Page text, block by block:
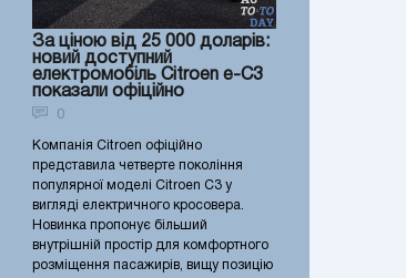
За ціною від 25 000 доларів:
новий доступний
електромобіль Citroen e-C3
показали офіційно
0
Компанія Citroen офіційно
представила четверте покоління
популярної моделі Citroen C3 у
вигляді електричного кросовера.
Новинка пропонує більший
внутрішній простір для комфортного
розміщення пасажирів, вищу позицію